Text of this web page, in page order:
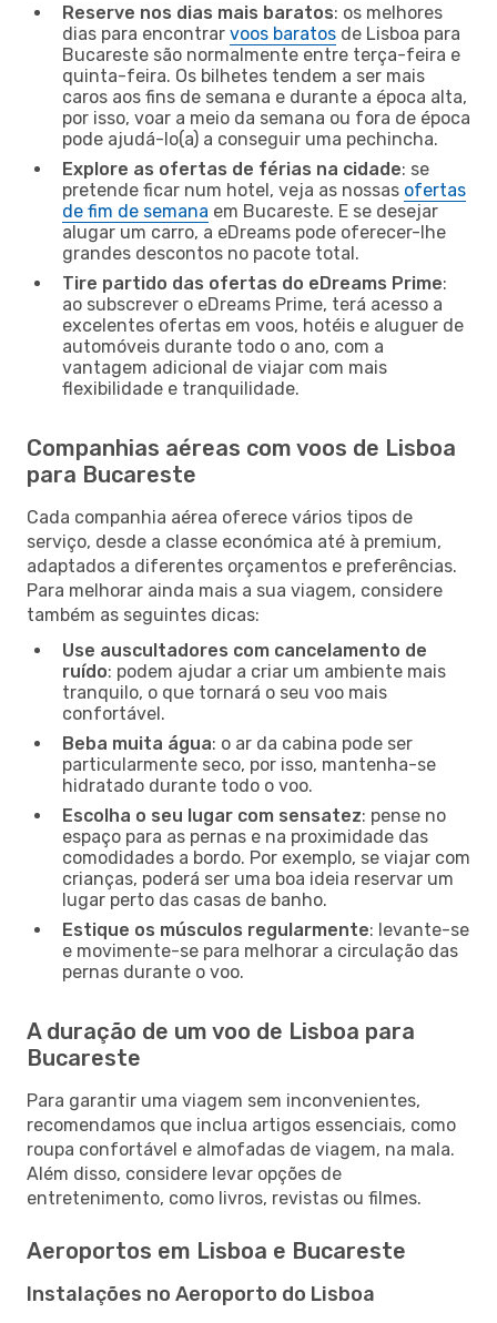
Reserve nos dias mais baratos: os melhores
dias para encontrar voos baratos de Lisboa para
Bucareste são normalmente entre terça-feira e
quinta-feira. Os bilhetes tendem a ser mais
caros aos fins de semana e durante a época alta,
por isso, voar a meio da semana ou fora de época
pode ajudá-lo(a) a conseguir uma pechincha.
Explore as ofertas de férias na cidade: se
pretende ficar num hotel, veja as nossas ofertas
de fim de semana em Bucareste. E se desejar
alugar um carro, a eDreams pode oferecer-lhe
grandes descontos no pacote total.
Tire partido das ofertas do eDreams Prime:
ao subscrever o eDreams Prime, terá acesso a
excelentes ofertas em voos, hotéis e aluguer de
automóveis durante todo o ano, com a
vantagem adicional de viajar com mais
flexibilidade e tranquilidade.
Companhias aéreas com voos de Lisboa
para Bucareste
Cada companhia aérea oferece vários tipos de
serviço, desde a classe económica até à premium,
adaptados a diferentes orçamentos e preferências.
Para melhorar ainda mais a sua viagem, considere
também as seguintes dicas:
Use auscultadores com cancelamento de
ruído: podem ajudar a criar um ambiente mais
tranquilo, o que tornará o seu voo mais
confortável.
Beba muita água: o ar da cabina pode ser
particularmente seco, por isso, mantenha-se
hidratado durante todo o voo.
Escolha o seu lugar com sensatez: pense no
espaço para as pernas e na proximidade das
comodidades a bordo. Por exemplo, se viajar com
crianças, poderá ser uma boa ideia reservar um
lugar perto das casas de banho.
Estique os músculos regularmente: levante-se
e movimente-se para melhorar a circulação das
pernas durante o voo.
A duração de um voo de Lisboa para
Bucareste
Para garantir uma viagem sem inconvenientes,
recomendamos que inclua artigos essenciais, como
roupa confortável e almofadas de viagem, na mala.
Além disso, considere levar opções de
entretenimento, como livros, revistas ou filmes.
Aeroportos em Lisboa e Bucareste
Instalações no Aeroporto do Lisboa